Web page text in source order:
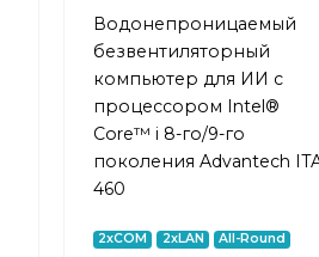
Водонепроницаемый
безвентиляторный
компьютер для ИИ с
процессором Intel®
Core™ i 8-го/9-го
поколения Advantech
460
2xCOM 2xLAN All-Round